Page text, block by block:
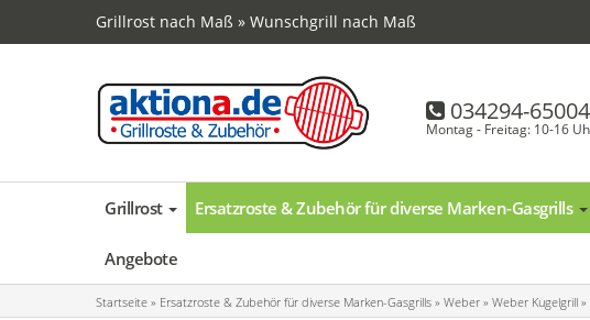
Grillrost nach Maß » Wunschgrill nach Maß
034294-
Montag - Freitag: 10-16
Grillrost Ersatzroste & Zubehör für diverse Marken-Gasgrills
Angebote
Startseite » Ersatzroste & Zubehör für diverse Marken-Gasgrills » Weber » Weber Kugelgrill »